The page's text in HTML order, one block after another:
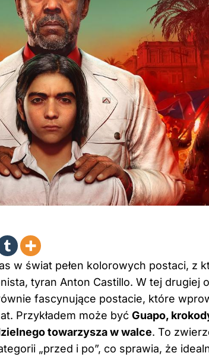
w świat pełen kolorowych postaci, z
tyran Anton Castillo. W tej drugiej
fascynujące postacie, które
Przykładem może być Guapo,
towarzysza w walce. To
„przed i po”, co sprawia, że